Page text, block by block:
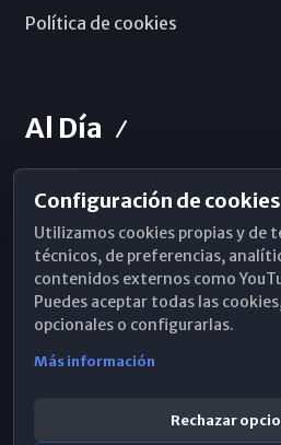
Política de cookies
Al Día
Horarios de Misa
Hemeroteca
WhatsApp
Configuración de cookies
Utilizamos cookies propias y de
técnicos, de preferencias,
contenidos externos como
Puedes aceptar todas las
opcionales o configurarlas.
Más información
Rechazar